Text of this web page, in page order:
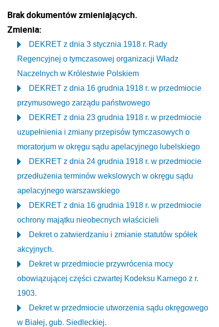
Brak dokumentów zmieniających.
Zmienia:
DEKRET z dnia 3 stycznia 1918 r. Rady
Regencyjnej o tymczasowej organizacji Władz
Naczelnych w Królestwie Polskiem
DEKRET z dnia 16 grudnia 1918 r. w przedmiocie
przymusowego zarządu państwowego
DEKRET z dnia 23 grudnia 1918 r. w przedmiocie
uzupełnienia i zmiany przepisów tymczasowych o
moratorjum w okręgu sądu apelacyjnego lubelskiego
DEKRET z dnia 24 grudnia 1918 r. w przedmiocie
przedłużenia terminów wekslowych w okręgu sądu
apelacyjnego warszawskiego
DEKRET z dnia 16 grudnia 1918 r. w przedmiocie
ochrony majątku nieobecnych właścicieli
Dekret o zatwierdzaniu i zmianie statutów spółek
akcyjnych.
Dekret w przedmiocie przywrócenia mocy
obowiązującej części czwartej Kodeksu Karnego z r.
1903.
Dekret w przedmiocie utworzenia sądu okręgowego
w Białej, gub. Siedleckiej.